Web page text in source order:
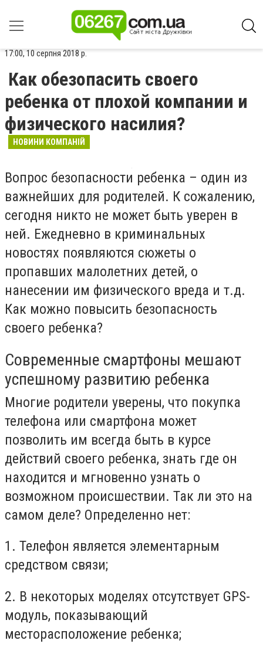
17:00, 10 серпня 2018 р.
Как обезопасить своего
ребенка от плохой компании и
физического насилия?
НОВИНИ КОМПАНІЙ
Вопрос безопасности ребенка – один из
важнейших для родителей. К сожалению,
сегодня никто не может быть уверен в
ней. Ежедневно в криминальных
новостях появляются сюжеты о
пропавших малолетних детей, о
нанесении им физического вреда и т.д.
Как можно повысить безопасность
своего ребенка?
Современные смартфоны мешают
успешному развитию ребенка
Многие родители уверены, что покупка
телефона или смартфона может
позволить им всегда быть в курсе
действий своего ребенка, знать где он
находится и мгновенно узнать о
возможном происшествии. Так ли это на
самом деле? Определенно нет:
1. Телефон является элементарным
средством связи;
2. В некоторых моделях отсутствует GPS-
модуль, показывающий
месторасположение ребенка;